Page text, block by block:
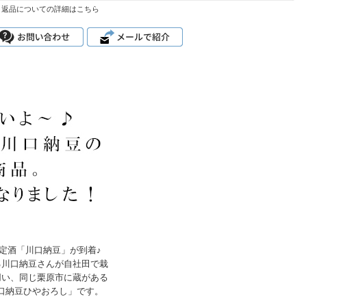
返品についての詳細はこちら
酒「川口納豆」が到着♪
口納豆さんが自社田で栽
、同じ栗原市に蔵がある
豆ひやおろし」です。